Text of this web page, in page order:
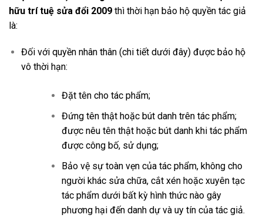
hữu trí tuệ sửa đổi 2009 thì thời hạn bảo hộ quyền tác giả
là:
Đối với quyền nhân thân (chi tiết dưới đây) được bảo hộ
vô thời hạn:
Đặt tên cho tác phẩm;
Đứng tên thật hoặc bút danh trên tác phẩm;
được nêu tên thật hoặc bút danh khi tác phẩm
được công bố, sử dụng;
Bảo vệ sự toàn vẹn của tác phẩm, không cho
người khác sửa chữa, cắt xén hoặc xuyên tạc
tác phẩm dưới bất kỳ hình thức nào gây
phương hại đến danh dự và uy tín của tác giả.